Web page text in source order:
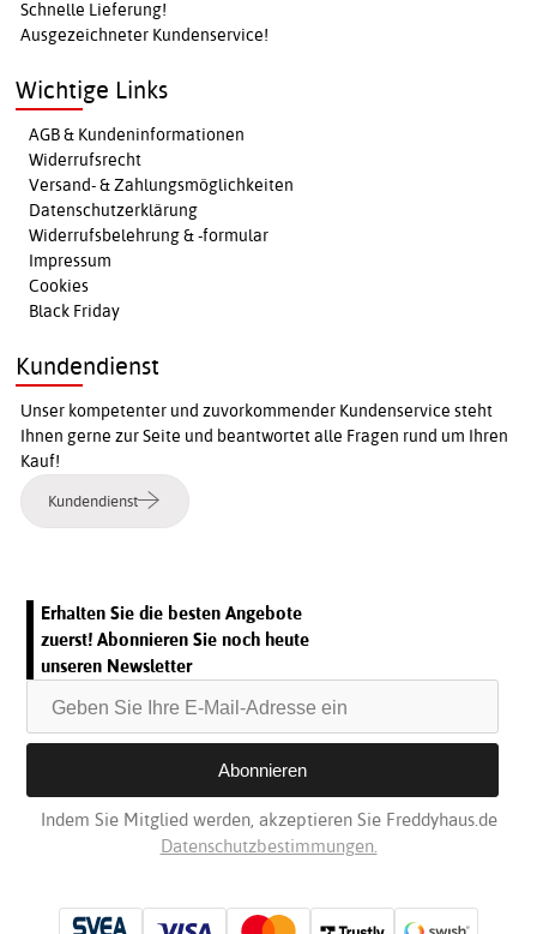
Schnelle Lieferung!
Ausgezeichneter Kundenservice!
Wichtige Links
AGB & Kundeninformationen
Widerrufsrecht
Versand- & Zahlungsmöglichkeiten
Datenschutzerklärung
Widerrufsbelehrung & -formular
Impressum
Cookies
Black Friday
Kundendienst
Unser kompetenter und zuvorkommender Kundenservice steht
Ihnen gerne zur Seite und beantwortet alle Fragen rund um Ihren
Kauf!
Kundendienst
Erhalten Sie die besten Angebote
zuerst! Abonnieren Sie noch heute
unseren Newsletter
Indem Sie Mitglied werden, akzeptieren Sie Freddyhaus.de
Datenschutzbestimmungen.